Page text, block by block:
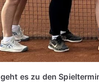
geht es zu den